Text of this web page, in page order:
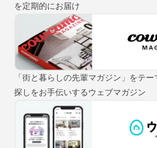
を定期的にお届け
「街と暮らしの先輩マガジン」をテ
探しをお手伝いするウェブマガジン